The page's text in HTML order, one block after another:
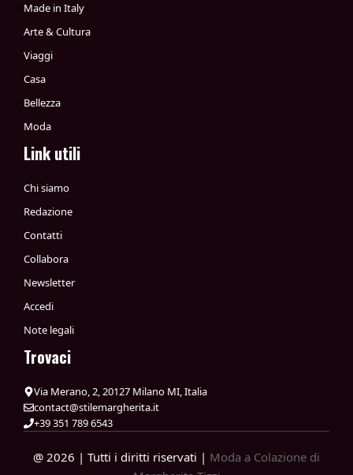
Made in Italy
Arte & Cultura
Viaggi
Casa
Bellezza
Moda
Link utili
Chi siamo
Redazione
Contatti
Collabora
Newsletter
Accedi
Note legali
Trovaci
Via Merano, 2, 20127 Milano MI, Italia
contact@stilemargherita.it
+39 351 789 6543
@ 2026 | Tutti i diritti riservati | Moda a Colazione di